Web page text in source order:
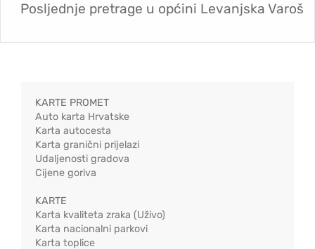
Posljednje pretrage u općini Levanjska Varoš
KARTE PROMET
Auto karta Hrvatske
Karta autocesta
Karta granični prijelazi
Udaljenosti gradova
Cijene goriva
KARTE
Karta kvaliteta zraka (Uživo)
Karta nacionalni parkovi
Karta toplice